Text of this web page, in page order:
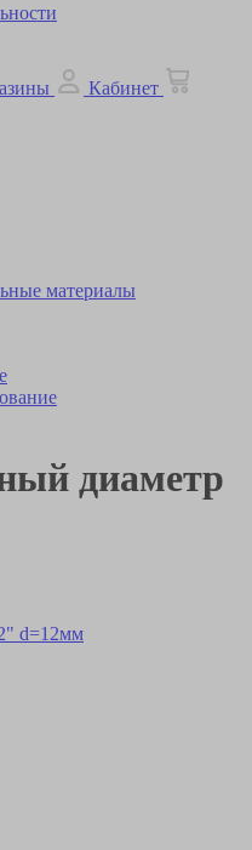
Кабинет
материалы
диаметр